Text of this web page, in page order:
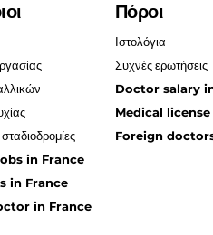
in France
in France
in France
Πόροι
Ιστολόγια
Συχνές ερωτήσεις
Doctor salary
Medical
Foreign